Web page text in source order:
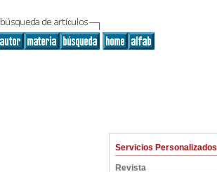
Servicios Personalizados
Revista